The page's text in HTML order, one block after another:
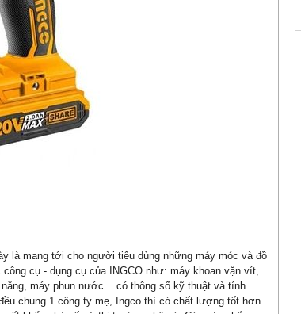
là mang tới cho người tiêu dùng những máy móc và đồ
cụ - dụng cụ của INGCO như: máy khoan vặn vít,
máy phun nước... có thông số kỹ thuật và tính
chung 1 công ty mẹ, Ingco thì có chất lượng tốt hơn